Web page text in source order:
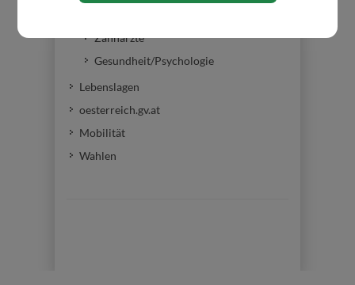
Zahnärzte
Gesundheit/Psychologie
Lebenslagen
oesterreich.gv.at
Mobilität
Wahlen